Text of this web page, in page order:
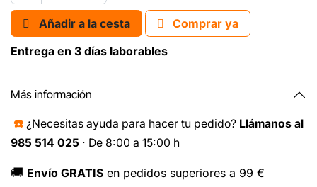
Añadir a la cesta
Comprar ya
Entrega en 3 días laborables
Más información
☎️ ¿Necesitas ayuda para hacer tu pedido? Llámanos al
985 514 025 · De 8:00 a 15:00 h
🚚 Envío GRATIS en pedidos superiores a 99 €